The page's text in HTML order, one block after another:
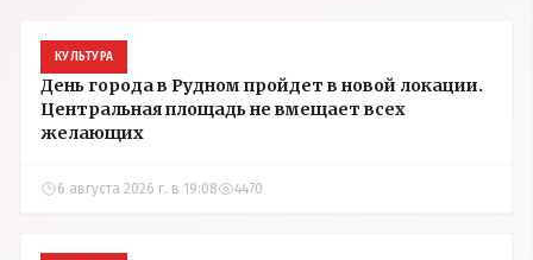
КУЛЬТУРА
День города в Рудном пройдет в новой локации.
Центральная площадь не вмещает всех
желающих
6 августа 2026 г. в 19:08 4470